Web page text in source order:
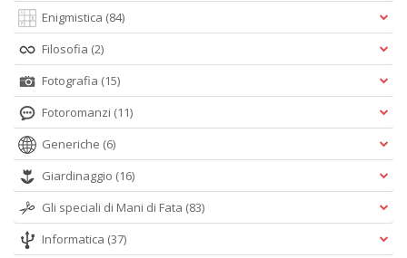
Enigmistica (84)
Filosofia (2)
Fotografia (15)
Fotoromanzi (11)
Generiche (6)
Giardinaggio (16)
Gli speciali di Mani di Fata (83)
Informatica (37)